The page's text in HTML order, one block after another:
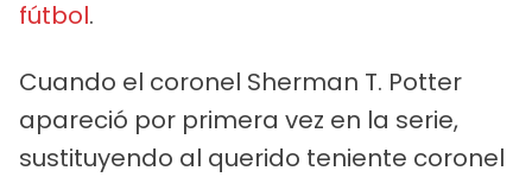
fútbol.
Cuando el coronel Sherman T. Potter
apareció por primera vez en la serie,
sustituyendo al querido teniente coronel